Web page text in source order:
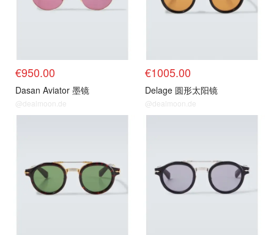
€950.00
Dasan Aviator 墨镜
@dealmoon.de
€1005.00
Delage 圆形太阳镜
@dealmoon.de